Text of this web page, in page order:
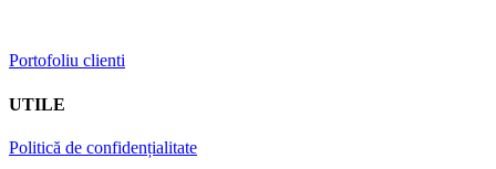
Portofoliu clienti
UTILE
Politică de confidențialitate